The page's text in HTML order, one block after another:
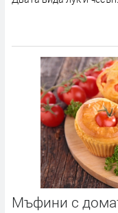
Мъфини с